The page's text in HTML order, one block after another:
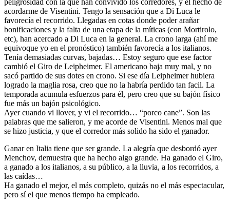
acordarme de Visentini. Tengo la sensación que a Di Luca le
favorecía el recorrido. Llegadas en cotas donde poder arañar
bonificaciones y la falta de una etapa de la míticas (con Mortirolo,
etc), han acercado a Di Luca en la general. La crono larga (ahí me
equivoque yo en el pronóstico) también favorecía a los italianos.
Tenía demasiadas curvas, bajadas… Estoy seguro que ese factor
cambió el Giro de Leipheimer. El americano baja muy mal, y no
sacó partido de sus dotes en crono. Si ese día Leipheimer hubiera
logrado la maglia rosa, creo que no la habría perdido tan facil. La
temporada acumula esfuerzos para él, pero creo que su bajón físico
fue más un bajón psicológico.
Ayer cuando vi llover, y vi el recorrido… “porco cane”. Son las
palabras que me salieron, y me acorde de Visentini. Menos mal que
se hizo justicia, y que el corredor más solido ha sido el ganador.
Ganar en Italia tiene que ser grande. La alegría que desbordó ayer
Menchov, demuestra que ha hecho algo grande. Ha ganado el Giro,
a ganado a los italianos, a su público, a la lluvia, a los recorridos, a
las caídas…
Ha ganado el mejor, el más completo, quizás no el más espectacular,
pero sí el que menos tiempo ha empleado.